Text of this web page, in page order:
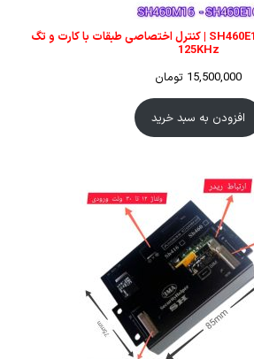
اکسس کنترل آسانسور SH460E16 | کنترل اختصاصی طبقات با کارت و تگ
125KHz
15,500,000 تومان
افزودن به سبد خرید